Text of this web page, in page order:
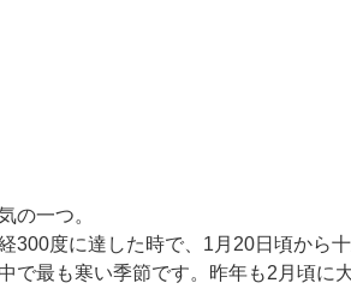
の一つ。
300度に達した時で、1月20日頃から
で最も寒い季節です。昨年も2月頃に